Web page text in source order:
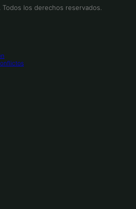
los derechos reservados.